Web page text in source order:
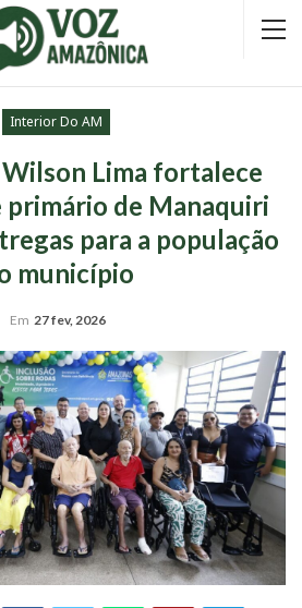
Interior Do AM
Lima fortalece
primário de Manaquiri
para a população
município
Em 27 fev, 2026